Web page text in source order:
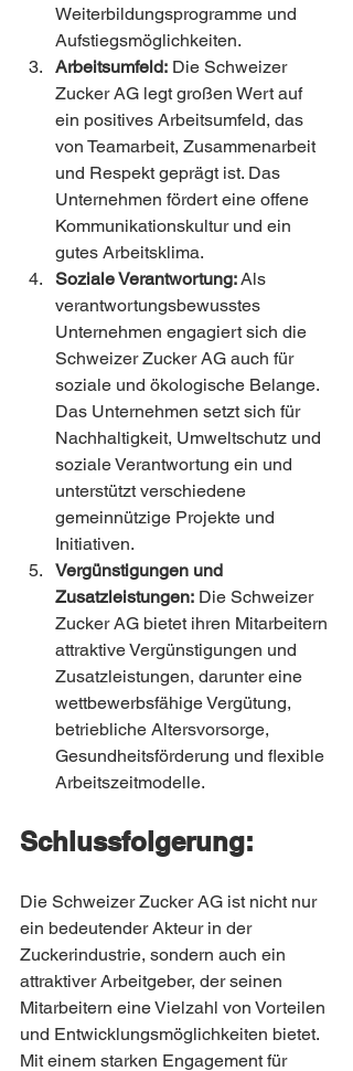
Weiterbildungsprogramme und
Aufstiegsmöglichkeiten.
Arbeitsumfeld: Die Schweizer
Zucker AG legt großen Wert auf
ein positives Arbeitsumfeld, das
von Teamarbeit, Zusammenarbeit
und Respekt geprägt ist. Das
Unternehmen fördert eine offene
Kommunikationskultur und ein
gutes Arbeitsklima.
Soziale Verantwortung: Als
verantwortungsbewusstes
Unternehmen engagiert sich die
Schweizer Zucker AG auch für
soziale und ökologische Belange.
Das Unternehmen setzt sich für
Nachhaltigkeit, Umweltschutz und
soziale Verantwortung ein und
unterstützt verschiedene
gemeinnützige Projekte und
Initiativen.
Vergünstigungen und
Zusatzleistungen: Die Schweizer
Zucker AG bietet ihren Mitarbeitern
attraktive Vergünstigungen und
Zusatzleistungen, darunter eine
wettbewerbsfähige Vergütung,
betriebliche Altersvorsorge,
Gesundheitsförderung und flexible
Arbeitszeitmodelle.
Schlussfolgerung:
Die Schweizer Zucker AG ist nicht nur
ein bedeutender Akteur in der
Zuckerindustrie, sondern auch ein
attraktiver Arbeitgeber, der seinen
Mitarbeitern eine Vielzahl von Vorteilen
und Entwicklungsmöglichkeiten bietet.
Mit einem starken Engagement für